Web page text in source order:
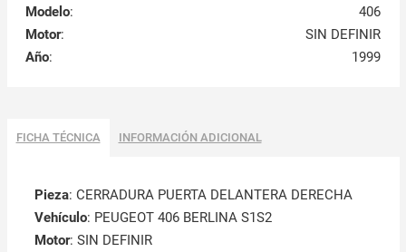
Modelo:
406
Motor:
SIN DEFINIR
Año: 1999
FICHA TÉCNICA INFORMACIÓN ADICIONAL
Pieza: CERRADURA PUERTA DELANTERA DERECHA
Vehículo: PEUGEOT 406 BERLINA S1S2
Motor: SIN DEFINIR